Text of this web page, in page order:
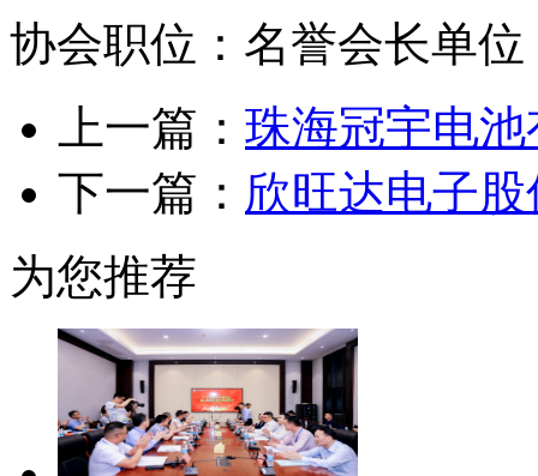
协会职位：名誉会长单位
上一篇： 珠海冠宇电
下一篇： 欣旺达电子
为您推荐